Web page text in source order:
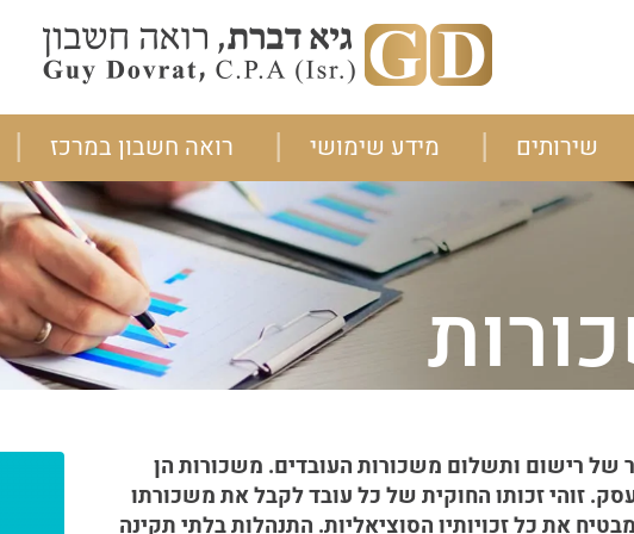
שירותים מידע שימושי רואה חשבון במרכז
רישום ותשלום משכורות העובדים. משכורות הן
זוהי זכותו החוקית של כל עובד לקבל את משכורתו
את כל זכויותיו הסוציאליות. התנהלות בלתי תקינה